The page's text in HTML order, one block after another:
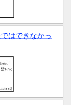
はできなかっ